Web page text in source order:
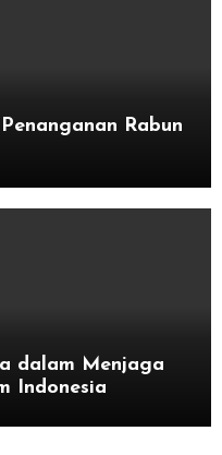
Rabun
dalam Menjaga
Indonesia